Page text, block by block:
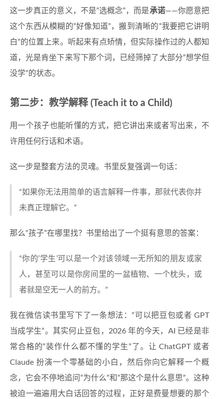
这一步真正的意义，不是”选概念”，而是承诺——你愿意把
这个东西从模糊的”好像知道”，搬到清晰的”我要把它讲明
白”的位置上来。听起来有点矫情，但实际操作过的人都知
道，光是肯坐下来写下那个词，已经筛掉了大部分”想学但
没学”的状态。
第二步：教学解释 (Teach it to a Child)
用一个孩子也能听懂的方式，把它讲出来或者写出来，不
许用任何行话和术语。
这一步是整套方法的灵魂。书里反复强调一句话：
“如果你无法用简单的语言解释一件事，那就代表你并
未真正理解它。”
那么”孩子”在哪里找？书里给出了一个挺有意思的答案：
“你的’学生’可以是一个对该领域一无所知的朋友或家
人，甚至可以是你房间里的一盆植物、一个枕头，或
者就是空无一人的前方。”
我在微信读书里写下了一条想法：”可以把豆包或者 GPT
当成学生”。其实何止豆包，2026 年的今天，AI 已经是非
常合格的”装作什么都不懂的学生”了。让 ChatGPT 或者
Claude 扮演一个零基础的小白，然后你向它解释一个概
念，它会不停地追问”为什么”和”那这个是什么意思”。这种
被迫一遍遍用大白话回答的过程，正好是费曼想要的那个